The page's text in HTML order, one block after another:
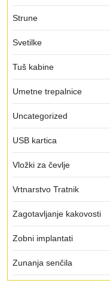
Strune
Svetilke
Tuš kabine
Umetne trepalnice
Uncategorized
USB kartica
Vložki za čevlje
Vrtnarstvo Tratnik
Zagotavljanje kakovosti
Zobni implantati
Zunanja senčila